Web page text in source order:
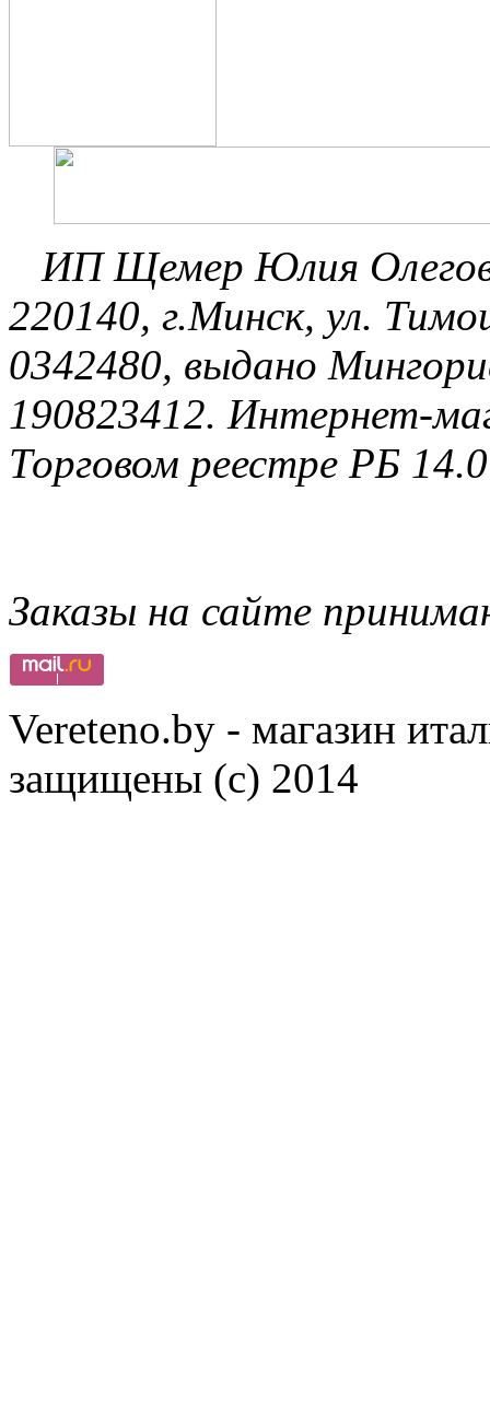
ИП Щемер Юлия
220140, г.Минск, ул.
0342480, выдано
190823412. Интернет-
Торговом реестре РБ
Заказы на сайте
Vereteno.by - магазин
защищены (с) 2014